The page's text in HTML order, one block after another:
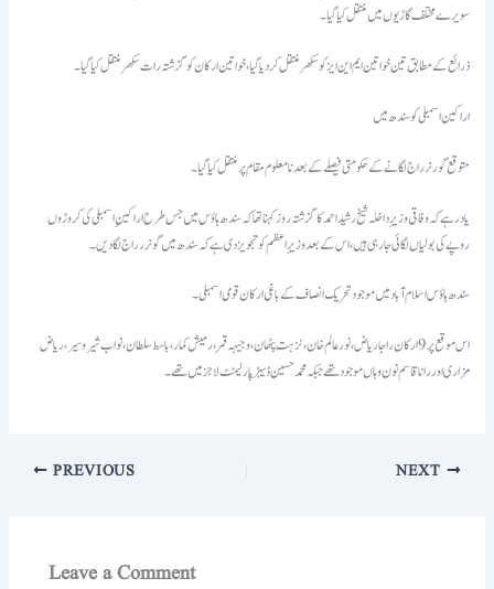
سویرے مختلف گاڑیوں میں منتقل کیا گیا۔
ذرائع کے مطابق تین خواتین ایم این ایز کو سکھر منتقل کردیا گیا، خواتین ارکان کو گزشتہ رات سکھر منتقل کیا گیا۔
اراکین اسمبلی کو سندھ میں
متوقع گورنر راج لگانے کے حکومتی فیصلے کے بعد نامعلوم مقام پر منتقل کیا گیا۔
یاد رہے کہ وفاقی وزیرِ داخلہ شیخ رشید احمد کا گزشتہ روز کہنا تھا کہ سندھ ہاؤس میں جس طرح اراکینِ اسمبلی کی کروڑوں
روپے کی بولیاں لگائی جا رہی ہیں، اس کے بعد وزیرِ اعظم کو تجویز دی ہے کہ سندھ میں گونرر راج لگا دیں۔
سندھ ہاؤس اسلام آباد میں موجود تحریک انصاف کے باغی ارکان قومی اسمبلی ۔
اس موقع پر 9 ارکان راجا ریاض ، نور عالم خان ، نزہت پٹھان، وجیہہ قمر، رمیش کمار ، باسط سلطان ، نواب شیر وسیر ، ریاض
مزاری اور رانا قاسم نون وہاں موجود تھے جبکہ محمد حسین ڈیہڑ پارلیمنٹ لاجز میں تھے۔
PREVIOUS NEXT
Leave a Comment